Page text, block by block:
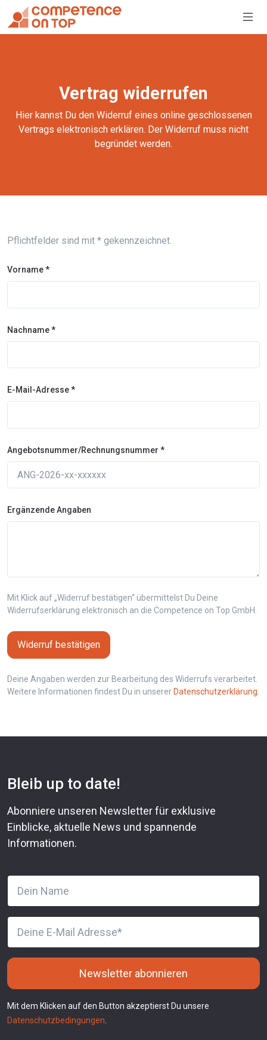
Vertrag widerrufen
Hier kannst Du den Widerruf eines online geschlossenen
Vertrags elektronisch erklären. Der Widerruf muss nicht
begründet werden.
Pflichtfelder sind mit * gekennzeichnet.
Vorname *
Nachname *
E-Mail-Adresse *
Angebotsnummer/Rechnungsnummer *
Ergänzende Angaben
Mit Klick auf „Widerruf bestätigen“ übermittelst Du Deine
Widerrufserklärung elektronisch an die Competence on Top GmbH.
Widerruf bestätigen
Deine Angaben werden zur Bearbeitung des Widerrufs verarbeitet.
Weitere Informationen findest Du in unsererDatenschutzerklärung
Bleib up to date!
Abonniere unseren Newsletter für exklusive
Einblicke, aktuelle News und spannende
Informationen.
Newsletter abonnieren
Mit dem Klicken auf den Button akzeptierst Du unsere
Datenschutzbedingungen